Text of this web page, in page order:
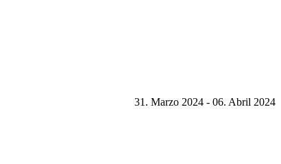
31. Marzo 2024 - 06. Abril 2024